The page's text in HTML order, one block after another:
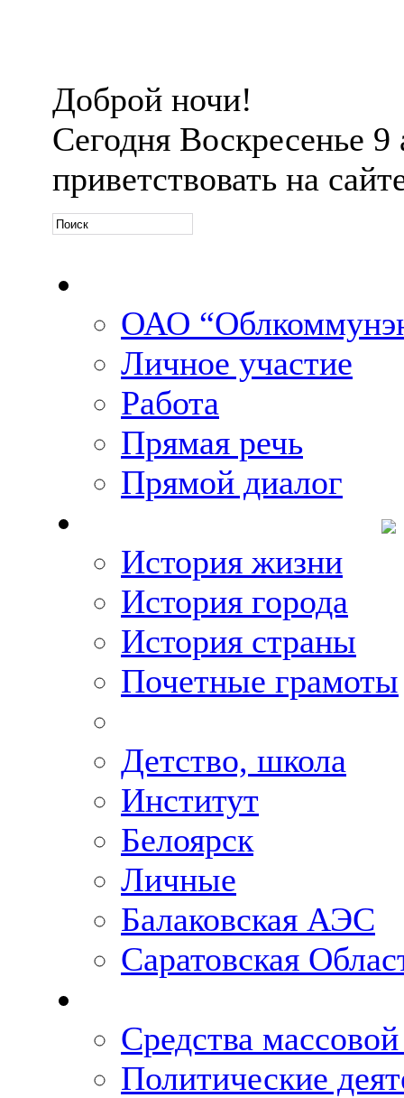
Доброй ночи!
Сегодня Воскресенье 9
приветствовать на
ОАО
Личное участие
Работа
Прямая речь
Прямой диалог
История жизни
История города
История страны
Почетные грамоты
Детство, школа
Институт
Белоярск
Личные
Балаковская АЭС
Саратовская
Средства
Политические